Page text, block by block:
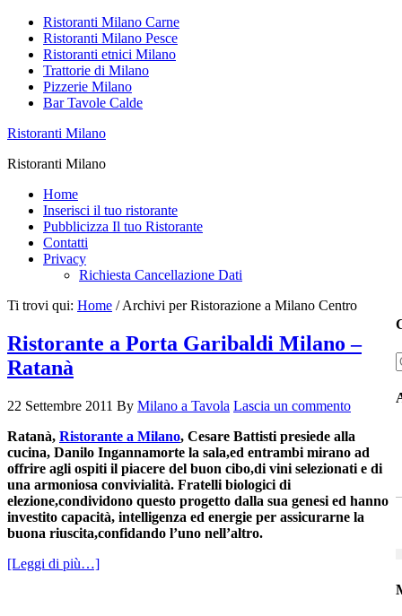
Ristoranti Milano Carne
Ristoranti Milano Pesce
Ristoranti etnici Milano
Trattorie di Milano
Pizzerie Milano
Bar Tavole Calde
Ristoranti Milano
Ristoranti Milano
Home
Inserisci il tuo ristorante
Pubblicizza Il tuo Ristorante
Contatti
Privacy
Richiesta Cancellazione Dati
Ti trovi qui: Home /Archivi per Ristorazione a Milano Centro
Ristorante a Porta Garibaldi Milano –
Ratanà
22 Settembre 2011 By Milano a Tavola Lascia un commento
Ratanà, Ristorante a Milano, Cesare Battisti presiede alla
cucina, Danilo Ingannamorte la sala,ed entrambi mirano ad
offrire agli ospiti il piacere del buon cibo,di vini selezionati e di
una armoniosa convivialità. Fratelli biologici di
elezione,condividono questo progetto dalla sua genesi ed hanno
investito capacità, intelligenza ed energie per assicurarne la
buona riuscita,confidando l’uno nell’altro.
[Leggi di più…]